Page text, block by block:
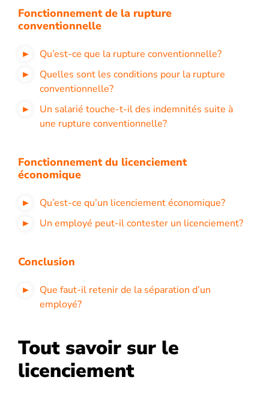
Fonctionnement de la rupture
conventionnelle
Qu’est-ce que la rupture conventionnelle?
Quelles sont les conditions pour la rupture
conventionnelle?
Un salarié touche-t-il des indemnités suite à
une rupture conventionnelle?
Fonctionnement du licenciement
économique
Qu’est-ce qu’un licenciement économique?
Un employé peut-il contester un licenciement?
Conclusion
Que faut-il retenir de la séparation d’un
employé?
Tout savoir sur le
licenciement